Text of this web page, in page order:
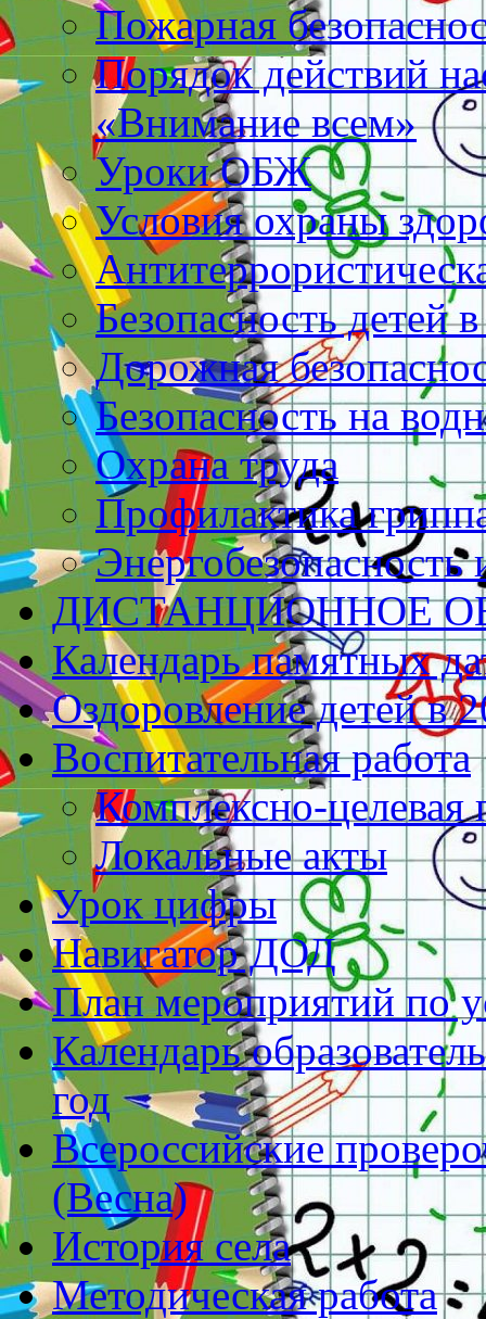
Пожарная
Порядок действий
«Внимание всем»
Уроки ОБЖ
Условия охраны
Безопасность детей
Дорожная
Безопасность на
Охрана труда
Профилактика
Энергобезопасность
ДИСТАНЦИОННОЕ
Календарь памятных
Оздоровление детей в
Воспитательная работа
Комплексно-
Локальные акты
Урок цифры
Навигатор ДОД
План мероприятий по
Календарь
год
Всероссийские
(Весна)
История села
Методическая работа